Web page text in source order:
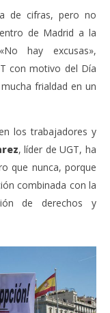
de cifras, pero no
de Madrid a la
hay excusas»,
con motivo del Día
frialdad en un
los trabajadores y
, líder de UGT, ha
que nunca, porque
combinada con la
de derechos y